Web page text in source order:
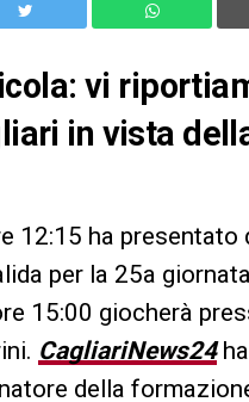
vi
in vista
12:15 ha
per la 25a
15:00 giocherà
CagliariNews24
della